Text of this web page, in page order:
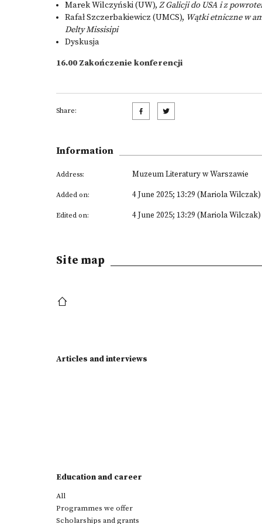
Marek Wilczyński (UW), Z Galicji do USA i z
Rafał Szczerbakiewicz (UMCS), Wątki etniczne w
Delty Missisipi
Dyskusja
16.00 Zakończenie konferencji
Share:
Information
Address: Muzeum Literatury w Warszawie
Added on: 4 June 2025; 13:29 (Mariola Wilczak)
Edited on: 4 June 2025; 13:29 (Mariola Wilczak)
Site map
Articles and interviews
Education and career
All
Programmes we offer
Scholarships and grants